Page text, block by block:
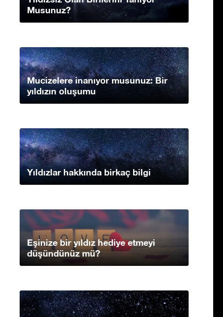
Musunuz?
Mucizelere inanıyor musunuz: Bir
yıldızın oluşumu
Yıldızlar hakkında birkaç bilgi
Eşinize bir yıldız hediye etmeyi
düşündünüz mü?